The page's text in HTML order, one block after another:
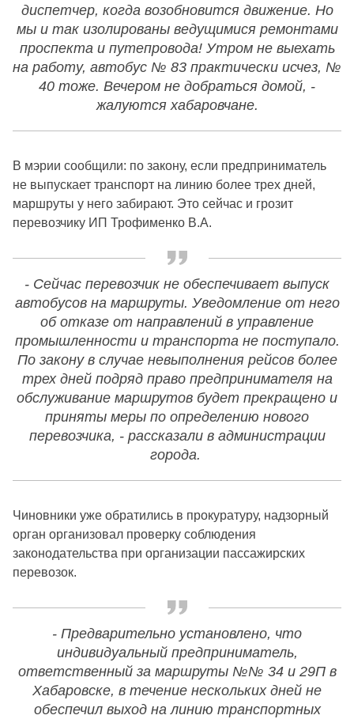
диспетчер, когда возобновится движение. Но
мы и так изолированы ведущимися ремонтами
проспекта и путепровода! Утром не выехать
на работу, автобус № 83 практически исчез, №
40 тоже. Вечером не добраться домой, -
жалуются хабаровчане.
В мэрии сообщили: по закону, если предприниматель
не выпускает транспорт на линию более трех дней,
маршруты у него забирают. Это сейчас и грозит
перевозчику ИП Трофименко В.А.
- Сейчас перевозчик не обеспечивает выпуск
автобусов на маршруты. Уведомление от него
об отказе от направлений в управление
промышленности и транспорта не поступало.
По закону в случае невыполнения рейсов более
трех дней подряд право предпринимателя на
обслуживание маршрутов будет прекращено и
приняты меры по определению нового
перевозчика, - рассказали в администрации
города.
Чиновники уже обратились в прокуратуру, надзорный
орган организовал проверку соблюдения
законодательства при организации пассажирских
перевозок.
- Предварительно установлено, что
индивидуальный предприниматель,
ответственный за маршруты №№ 34 и 29П в
Хабаровске, в течение нескольких дней не
обеспечил выход на линию транспортных